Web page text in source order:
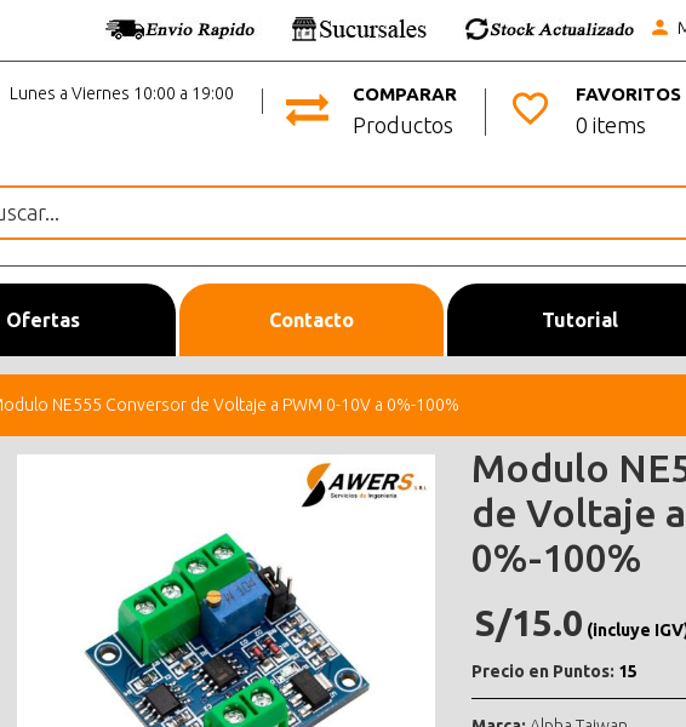
FAVORITOS
0 items
COMPARAR
Productos
Lunes a Viernes 10:00 a 19:00
Ofertas Contacto Tutorial
NE555 Conversor de Voltaje a PWM 0-10V a 0%-100%
Modulo
de Voltaje
0%-100%
S/15.0 (incluye
Precio en Puntos: 15